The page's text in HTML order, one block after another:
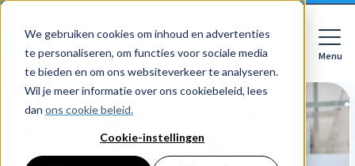
We gebruiken cookies om inhoud en advertenties
te personaliseren, om functies voor sociale media
te bieden en om ons websiteverkeer te analyseren.
Wil je meer informatie over ons cookiebeleid, lees
dan ons cookie beleid.
Cookie-instellingen
Menu
Close
Softwarepakketten